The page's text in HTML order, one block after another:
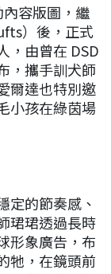
容版圖，繼
）後，正式
，由曾在 DSD
，攜手訓犬師
爾達也特別邀
小孩在綠茵場
定的節奏感、
珺珺透過長時
形象廣告，布
牠，在鏡頭前